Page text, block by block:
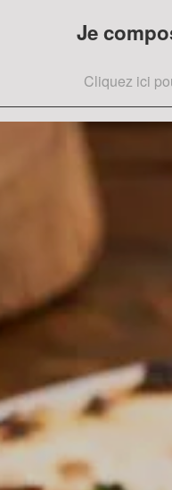
Je
Cliquez ici